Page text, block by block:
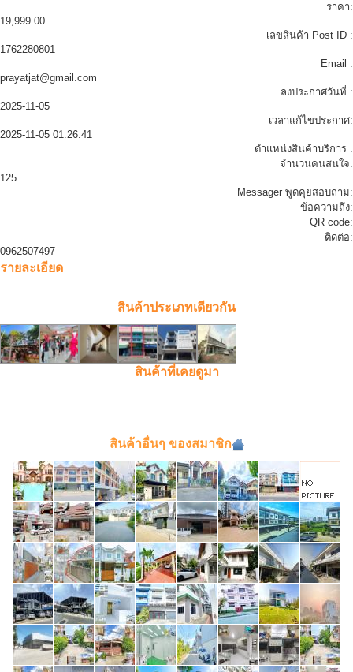
ราคา:
19,999.00
เลขสินค้า Post ID :
1762280801
Email :
prayatjat@gmail.com
ลงประกาศวันที่ :
2025-11-05
เวลาแก้ไขประกาศ:
2025-11-05 01:26:41
ตำแหน่งสินค้าบริการ :
จำนวนคนสนใจ:
125
Messager พูดคุยสอบถาม:
ข้อความถึง:
QR code:
ติดต่อ:
0962507497
รายละเอียด
สินค้าประเภทเดียวกัน
สินค้าที่เคยดูมา
สินค้าอื่นๆ ของสมาชิก